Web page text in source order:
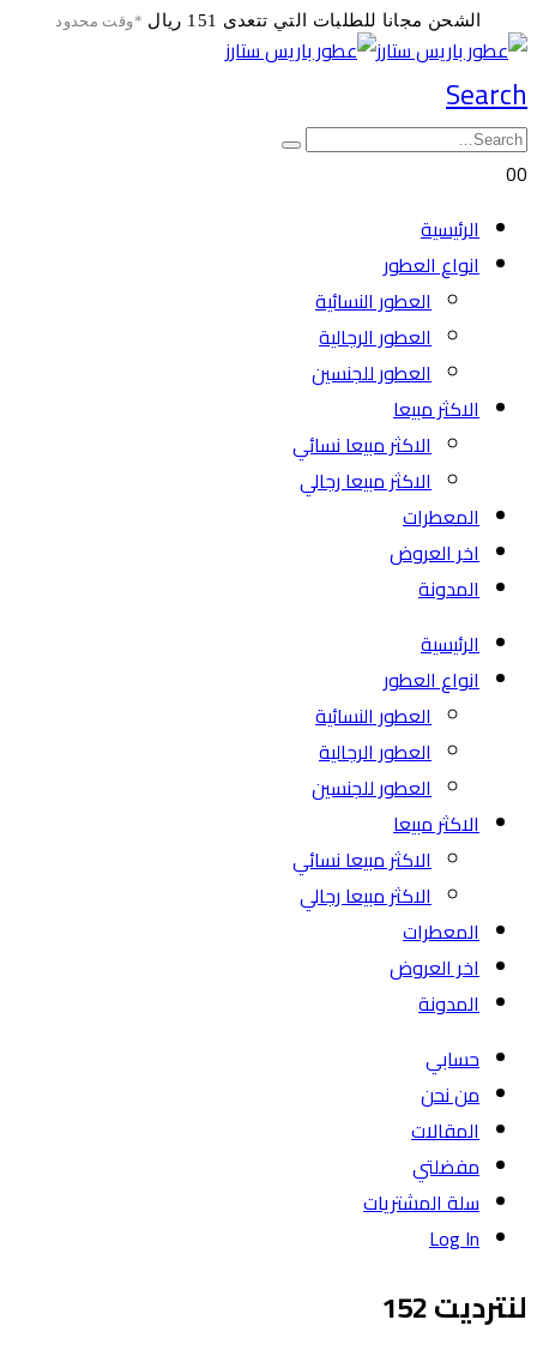
الشحن مجانا للطلبات التي تتعدى 151 ريال *وقت محدود
Search
00
الرئيسية
انواع العطور
العطور النسائية
العطور الرجالية
العطور للجنسين
الاكثر مبيعا
الاكثر مبيعا نسائي
الاكثر مبيعا رجالي
المعطرات
اخر العروض
المدونة
الرئيسية
انواع العطور
العطور النسائية
العطور الرجالية
العطور للجنسين
الاكثر مبيعا
الاكثر مبيعا نسائي
الاكثر مبيعا رجالي
المعطرات
اخر العروض
المدونة
حسابي
من نحن
المقالات
مفضلتي
سلة المشتريات
Log In
لنترديت 152